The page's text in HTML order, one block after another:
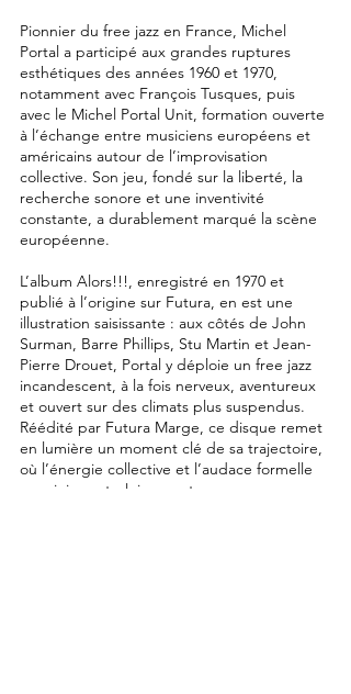
Pionnier du free jazz en France, Michel
Portal a participé aux grandes ruptures
esthétiques des années 1960 et 1970,
notamment avec François Tusques, puis
avec le Michel Portal Unit, formation ouverte
à l’échange entre musiciens européens et
américains autour de l’improvisation
collective. Son jeu, fondé sur la liberté, la
recherche sonore et une inventivité
constante, a durablement marqué la scène
européenne.
L’album Alors!!!, enregistré en 1970 et
publié à l’origine sur Futura, en est une
illustration saisissante : aux côtés de John
Surman, Barre Phillips, Stu Martin et Jean-
Pierre Drouet, Portal y déploie un free jazz
incandescent, à la fois nerveux, aventureux
et ouvert sur des climats plus suspendus.
Réédité par Futura Marge, ce disque remet
en lumière un moment clé de sa trajectoire,
où l’énergie collective et l’audace formelle
se rejoignent pleinement.